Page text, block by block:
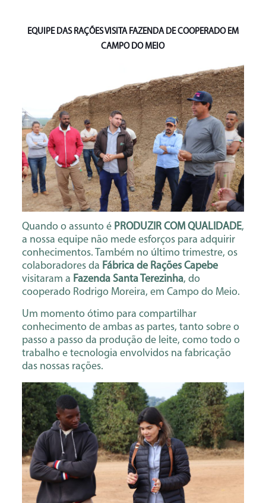
EQUIPE DAS RAÇÕES VISITA FAZENDA DE COOPERADO EM
CAMPO DO MEIO
Quando o assunto é PRODUZIR COM QUALIDADE,
a nossa equipe não mede esforços para adquirir
conhecimentos. Também no último trimestre, os
colaboradores da Fábrica de Rações Capebe
visitaram a Fazenda Santa Terezinha, do
cooperado Rodrigo Moreira, em Campo do Meio.
Um momento ótimo para compartilhar
conhecimento de ambas as partes, tanto sobre o
passo a passo da produção de leite, como todo o
trabalho e tecnologia envolvidos na fabricação
das nossas rações.